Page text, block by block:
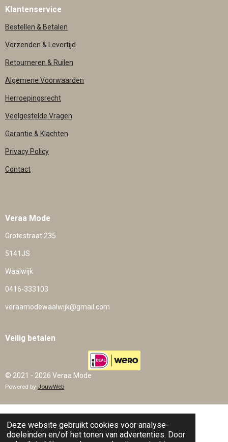
Deze website gebruikt cookies voor analyse-
doeleinden en/of het tonen van advertenties. Door
Klantenservice
Bestellen & Betalen
Verzenden & Levertijd
Retourneren & Ruilen
Algemene Voorwaarden
Herroepingsrecht
Veelgestelde Vragen
Garantie & Klachten
Privacy Policy
Contact
Veraa Mode
Grotestraat 235
5141JS
Waalwijk
0416-333103
veraamodewaalwijk@gmail.com
Veilig betalen
© 2021 - 2026 Veraa Mode
Powered by JouwWeb